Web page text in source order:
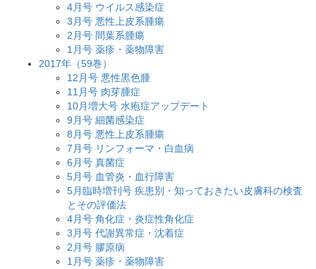
4月号 ウイルス感染症
3月号 悪性上皮系腫瘍
2月号 間葉系腫瘍
1月号 薬疹・薬物障害
2017年（59巻）
12月号 悪性黒色腫
11月号 肉芽腫症
10月増大号 水疱症アップデート
9月号 細菌感染症
8月号 悪性上皮系腫瘍
7月号 リンフォーマ・白血病
6月号 真菌症
5月号 血管炎・血行障害
5月臨時増刊号 疾患別・知っておきたい皮膚科の検査
とその評価法
4月号 角化症・炎症性角化症
3月号 代謝異常症・沈着症
2月号 膠原病
1月号 薬疹・薬物障害